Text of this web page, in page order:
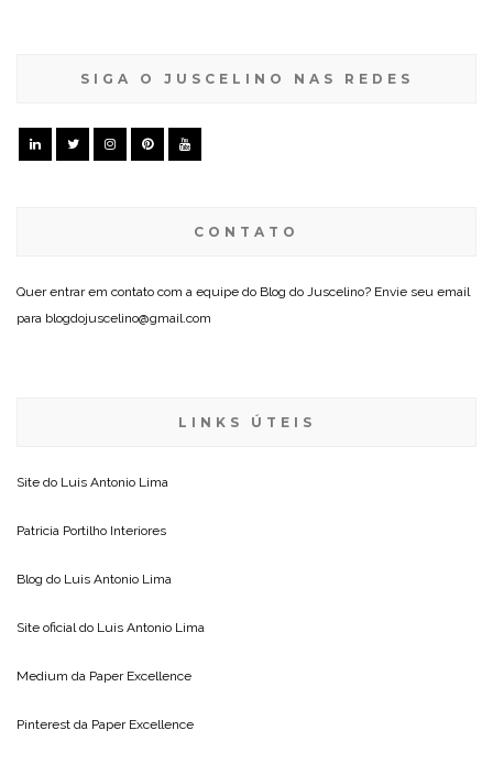
SIGA O JUSCELINO NAS REDES
CONTATO
Quer entrar em contato com a equipe do Blog do Juscelino? Envie seu email
para blogdojuscelino@gmail.com
LINKS ÚTEIS
Site do Luis Antonio Lima
Patricia Portilho Interiores
Blog do Luis Antonio Lima
Site oficial do Luis Antonio Lima
Medium da Paper Excellence
Pinterest da Paper Excellence